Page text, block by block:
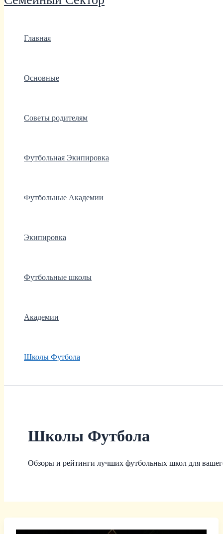
Главная
Основные
Советы родителям
Футбольная Экипировка
Футбольные Академии
Экипировка
Футбольные школы
Академии
Школы Футбола
Школы Футбола
Обзоры и рейтинги лучших футбольных школ для